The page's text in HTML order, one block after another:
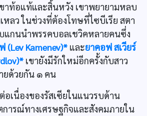
าท้อแท้และสิ้นหวัง เขาพยายามหลบ
ลว ในช่วงที่ต้องโทษที่ไซบีเรีย สตา
แกนนำพรรคบอลเชวิคหลายคนซึ่ง
(Lev Kamenev)* และยาคอฟ สเวียร์
เขายังมีรักใหม่อีกครั้งกับสาว
ยด้วยกัน ๑ คน
อเนื่องของรัสเซียในแนวรบด้าน
ารณ์ทางเศรษฐกิจและสังคมภายใน